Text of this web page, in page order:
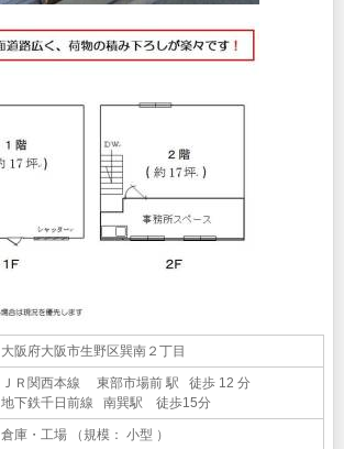
大阪府大阪市生野区巽南２丁目
ＪＲ関西本線 東部市場前 駅 徒歩 12 分
地下鉄千日前線 南巽駅 徒歩15分
倉庫・工場 （規模： 小型 ）